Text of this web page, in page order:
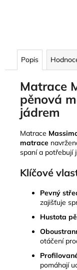
Popis
Matrace
pěnová
jádrem
Matrace
matrace
spaní a potřebují
Klíčové
Pevný
zajišťuje
Hustota
otáčení
pomáhají